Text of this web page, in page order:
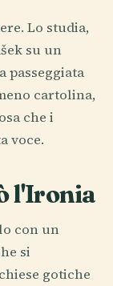
Lo studia,
su un
passeggiata
cartolina,
che i
voce.
l'Ironia
con un
si
gotiche